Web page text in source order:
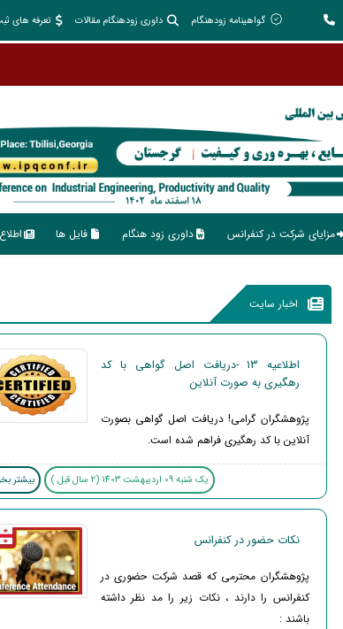
گواهینامه زودهنگام داوری زودهنگام مقالات تعرفه های
مزایای شرکت در کنفرانس داوری زود هنگام فایل ها
اخبار سایت
اطلاعیه 13 -دریافت اصل گواهی با کد
رهگیری به صورت آنلاین
پژوهشگران گرامی! دریافت اصل گواهی بصورت
آنلاین با کد رهگیری فراهم شده است.
یک شنبه 09 اردیبهشت 1403 (2 سال قبل ) بیشتر
نکات حضور در کنفرانس
پژوهشگران محترمی که قصد شرکت حضوری در
کنفرانس را دارند ، نکات زیر را مد نظر داشته
باشند :